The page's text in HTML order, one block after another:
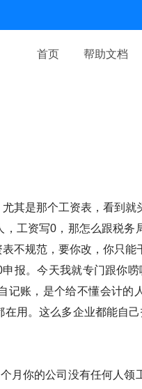
首页 帮助文档
其是那个工资表，看到就
工资写0，那怎么跟税务
不规范，要你改，你只能
报。今天我就专门跟你
记账，是个给不懂会计的
用。这么多企业都能自
月你的公司没有任何人领